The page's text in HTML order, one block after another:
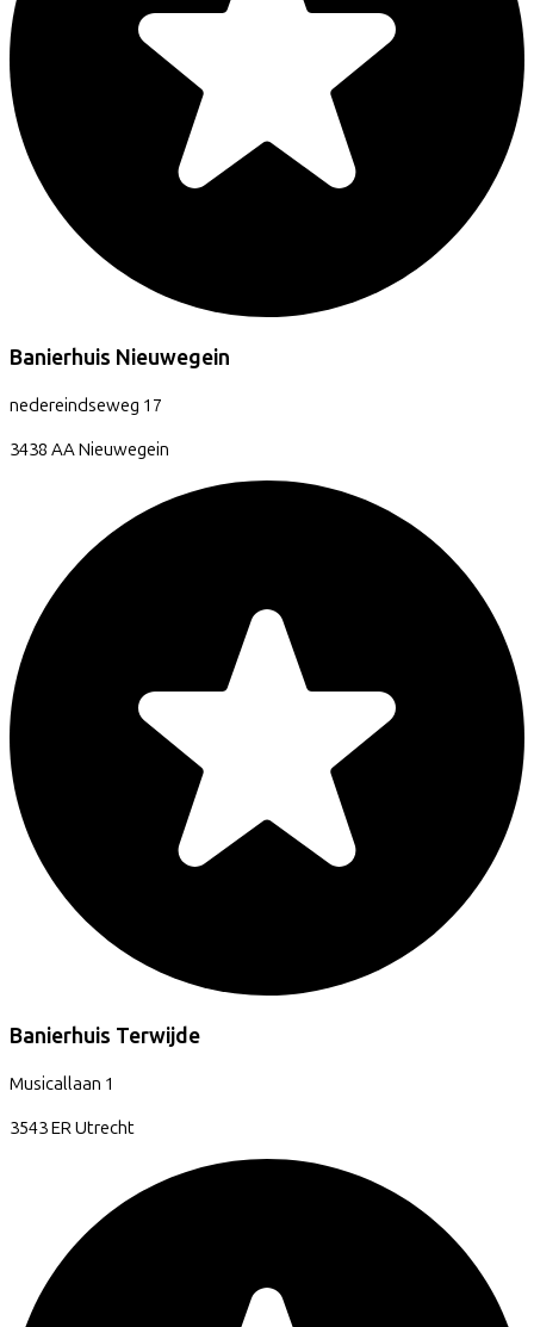
Banierhuis Nieuwegein
nedereindseweg 17
3438 AANieuwegein
Banierhuis Terwijde
Musicallaan 1
3543 ERUtrecht